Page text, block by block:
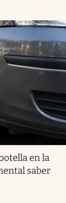
en la
saber